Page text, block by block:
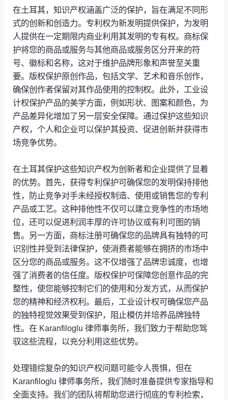
在土耳其，知识产权涵盖广泛的保护，旨在满足不同形
式的创新和创造力。专利权为新发明提供保护，为发明
人提供在一定期限内商业利用其发明的专有权。商标保
护将您的商品或服务与其他商品或服务区分开来的符
号、徽标和名称，这对于维护品牌形象和声誉至关重
要。版权保护原创作品，包括文学、艺术和音乐创作，
确保创作者保留对其作品使用的控制权。此外，工业设
计权保护产品的美学方面，例如形状、图案和颜色，为
产品差异化增加了另一层安全保障。通过保护这些知识
产权，个人和企业可以保护其投资、促进创新并获得市
场竞争优势。
在土耳其保护这些知识产权为创新者和企业提供了显着
的优势。首先，获得专利保护可确保您的发明保持排他
性，防止竞争对手未经授权制造、使用或销售您的专利
产品或工艺。这种排他性不仅可以建立竞争性的市场地
位，还可以促进利润丰厚的许可协议或有利可图的销
售。另一方面，商标注册可确保您的品牌具有独特的可
识别性并受到法律保护，使消费者能够在拥挤的市场中
区分您的商品或服务。这不仅增强了品牌忠诚度，也增
强了消费者的信任度。版权保护可保障您创意作品的完
整性，使您能够控制它们的使用和分发方式，从而保护
您的精神和经济权利。最后，工业设计权可确保您产品
的独特视觉效果受到保护，阻止模仿并培养品牌独特
性。在 Karanfiloglu 律师事务所，我们致力于帮助您驾
驭这些流程，以充分利用这些优势。
处理错综复杂的知识产权问题可能令人畏惧，但在
Karanfiloglu 律师事务所，我们随时准备提供专家指导和
全面支持。我们的团队将帮助您进行彻底的专利检索，